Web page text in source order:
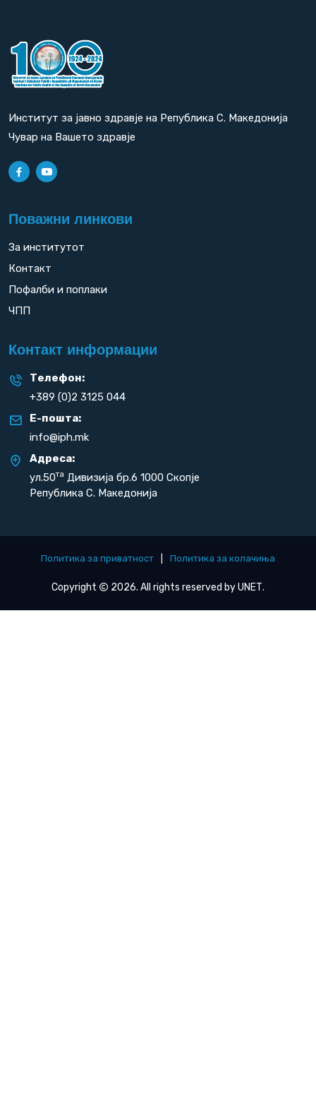
Институт за јавно здравје на Република С. Македонија
Чувар на Вашето здравје
Поважни линкови
За институтот
Контакт
Пофалби и поплаки
ЧПП
Контакт информации
Телефон:
+389 (0)2 3125 044
Е-пошта:
info@iph.mk
Адреса:
ул.50та Дивизија бр.6 1000 Скопје
Република С. Македонија
Политика за приватност Политика за колачиња
Copyright 2026. All rights reserved byUNET.